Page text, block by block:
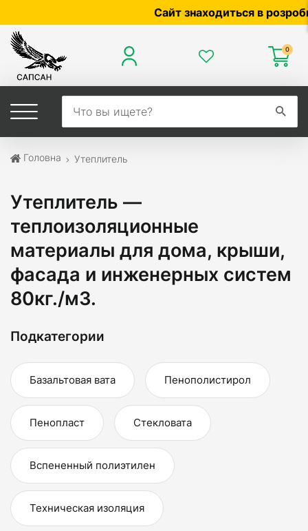
Сайт знаходиться в розробці — по
0
Головна Утеплитель
Утеплитель —
теплоизоляционные
материалы для дома, крыши,
фасада и инженерных систем
80кг./м3.
Подкатегории
Базальтовая вата Пенополистирол
Пенопласт Стекловата
Вспененный полиэтилен
Техническая изоляция